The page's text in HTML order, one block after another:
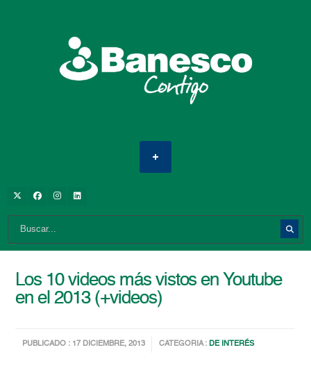
Los 10 videos más vistos en Youtube
en el 2013 (+videos)
PUBLICADO : 17 DICIEMBRE, 2013 CATEGORIA :DE INTERÉS